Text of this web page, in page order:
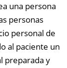
una persona
personas
personal de
al paciente un
preparada y